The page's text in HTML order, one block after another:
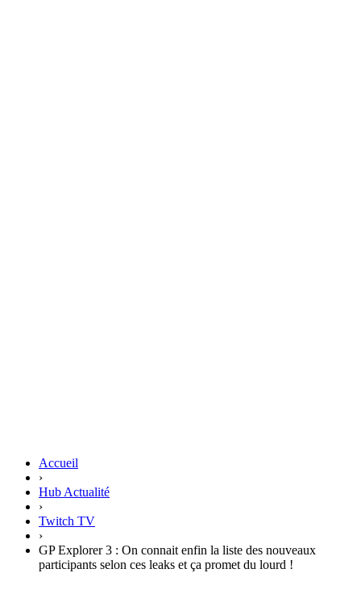
Accueil
›
Hub Actualité
›
Twitch TV
›
GP Explorer 3 : On connait enfin la liste des nouveaux
participants selon ces leaks et ça promet du lourd !